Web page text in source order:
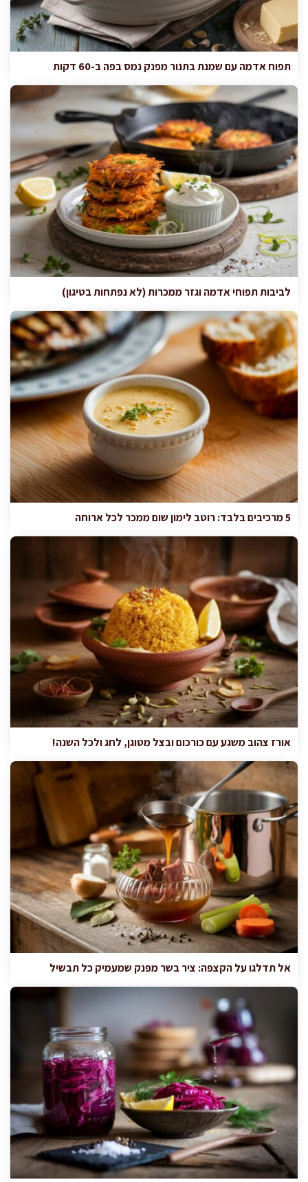
תפוח אדמה עם שמנת בתנור מפנק נמס בפה ב-60 דקות
לביבות תפוחי אדמה וגזר ממכרות (לא נפתחות בטיגון)
5 מרכיבים בלבד: רוטב לימון שום ממכר לכל ארוחה
אורז צהוב משגע עם כורכום ובצל מטוגן, לחג ולכל השנה!
אל תדלגו על הקצפה: ציר בשר מפנק שמעמיק כל תבשיל